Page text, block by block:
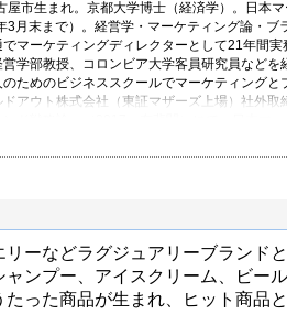
屋市生まれ。京都大学博士（経済学）。日本
3月末まで）。経営学・マーケティング論・ブ
でマーケティングディレクターとして21年間
営学部教授、コロンビア大学客員研究員などを
のためのビジネススクールでマーケティングと
ドアウト株式会社（東証マザーズ上場）社外取
）、「中央大学学術研究奨励賞」（2回目）
した。大学に移って以降、以下の企業への社員
行っている。GE、マイクロソフト、トヨタ自
セデスベンツ、ジョンソン・エンド・ジョンソ
、アサヒビール、日清食品、ソニー、日立製作
銀行、みずほフィナンシャルグループ, みず
リーなどラグジュアリーブランド
ャンプー、アイスクリーム、ビー
たった商品が生まれ、ヒット商品